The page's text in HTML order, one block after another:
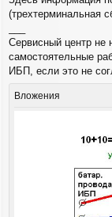
б
щ
е
н
и
е
(трехтерминальная
Сервисный центр не
самостоятельные
ИБП, если это не
Вложения